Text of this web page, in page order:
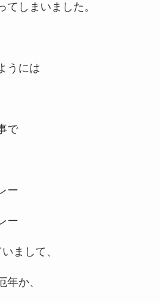
てしまいました。
うには
で
ー
ー
まして、
年か、